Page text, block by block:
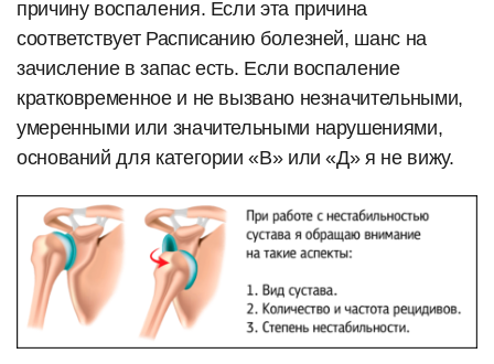
причину воспаления. Если эта причина
соответствует Расписанию болезней, шанс на
зачисление в запас есть. Если воспаление
кратковременное и не вызвано незначительными,
умеренными или значительными нарушениями,
оснований для категории «В» или «Д» я не вижу.